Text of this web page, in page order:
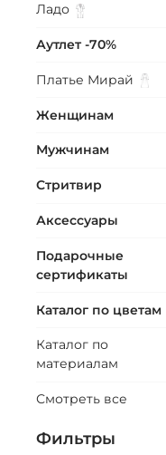
Ладо
Аутлет -70%
Платье Мирай
Женщинам
Мужчинам
Стритвир
Аксессуары
Подарочные
сертификаты
Каталог по цветам
Каталог по
материалам
Смотреть все
Фильтры